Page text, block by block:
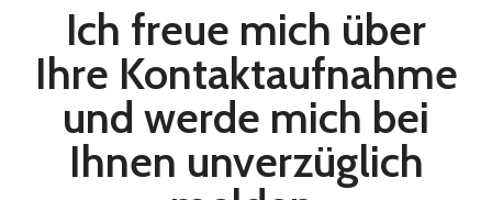
Ich freue mich über
Ihre Kontaktaufnahme
und werde mich bei
Ihnen unverzüglich